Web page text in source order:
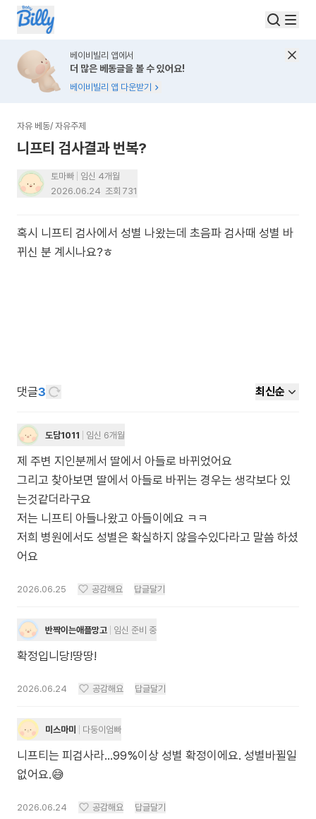
베이비빌리 앱에서
더 많은 베동글을 볼 수 있어요!
베이비빌리 앱 다운받기
자유 베동/ 자유주제
니프티 검사결과 번복?
토마빠
임신 4개월
2026.06.24 조회 731
혹시 니프티 검사에서 성별 나왔는데 초음파 검사때 성별 바
뀌신 분 계시나요?ㅎ
댓글3 최신순
도담1011 임신 6개월
제 주변 지인분께서 딸에서 아들로 바뀌었어요
그리고 찾아보면 딸에서 아들로 바뀌는 경우는 생각보다 있
는것같더라구요
저는 니프티 아들나왔고 아들이에요 ㅋㅋ
저희 병원에서도 성별은 확실하지 않을수있다라고 말씀 하셨
어요
2026.06.25 공감해요 답글달기
반짝이는애플망고 임신 준비 중
확정입니당!땅땅!
2026.06.24 공감해요 답글달기
미스마미 다둥이엄빠
니프티는 피검사라…99%이상 성별 확정이에요. 성별바뀔일
없어요.😅
2026.06.24 공감해요 답글달기